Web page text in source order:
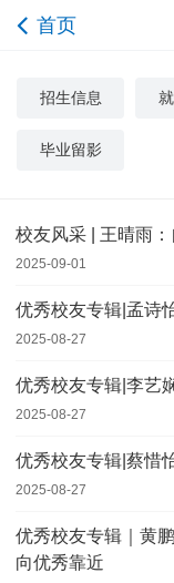
首页
招生信息
毕业留影
校友风采 | 王晴雨
2025-09-01
优秀校友专辑|孟诗
2025-08-27
优秀校友专辑|李艺
2025-08-27
优秀校友专辑|蔡惜
2025-08-27
优秀校友专辑｜黄
向优秀靠近